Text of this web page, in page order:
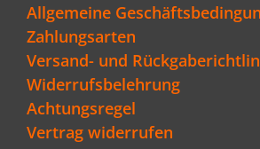
Allgemeine
Zahlungsarten
Versand- und
Widerrufsbelehrung
Achtungsregel
Vertrag widerrufen